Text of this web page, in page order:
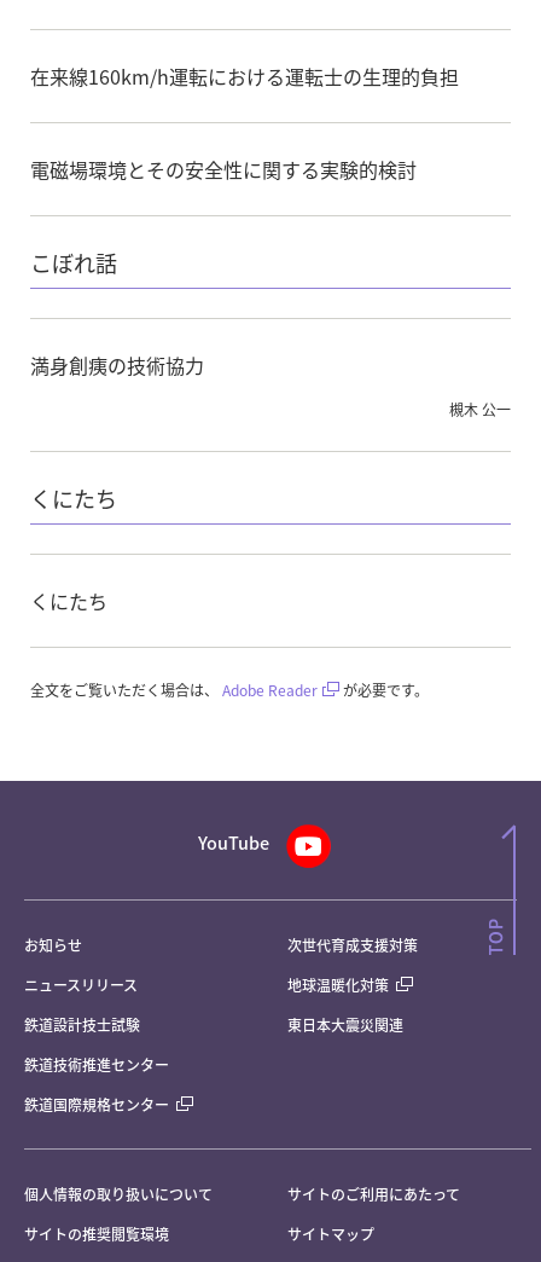
在来線160km/h運転における運転士の生理的負担
電磁場環境とその安全性に関する実験的検討
こぼれ話
満身創痍の技術協力
槻木 公一
くにたち
くにたち
全文をご覧いただく場合は、 Adobe Reader が必要です。
YouTube
お知らせ
ニュースリリース
鉄道設計技士試験
鉄道技術推進センター
鉄道国際規格センター
次世代育成支援対策
地球温暖化対策
東日本大震災関連
個人情報の取り扱いについて
サイトのご利用にあたって
サイトの推奨閲覧環境
サイトマップ